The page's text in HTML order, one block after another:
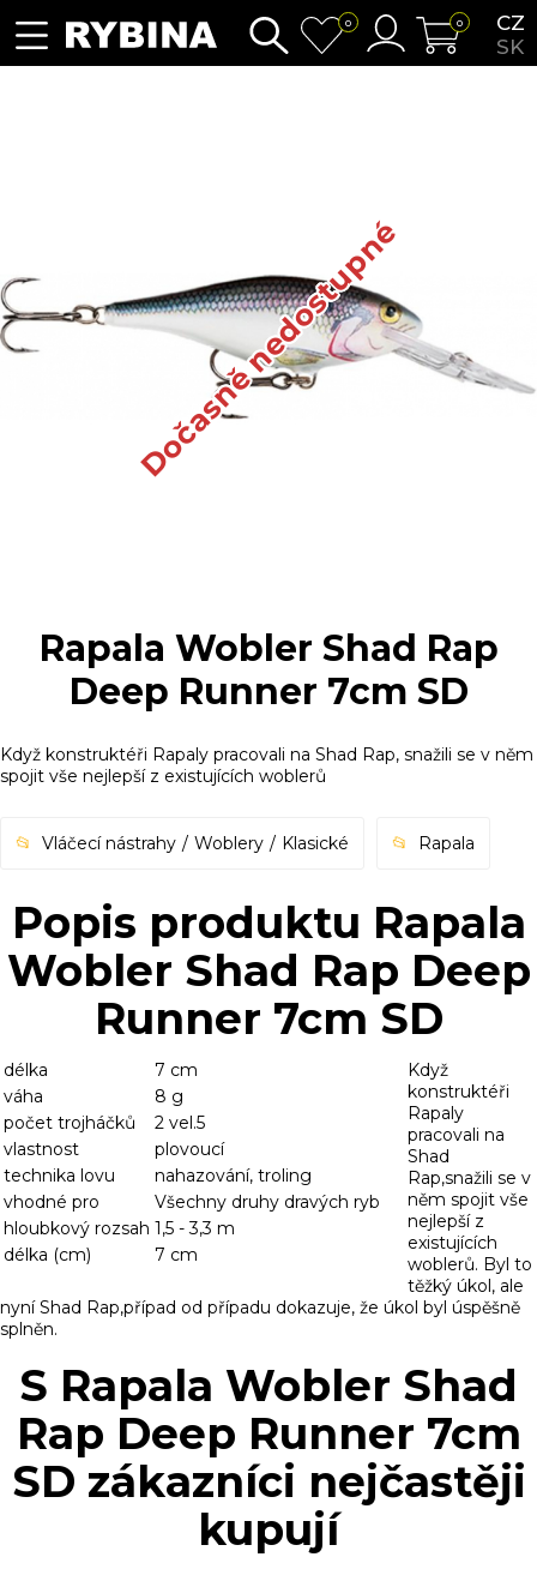
CZ
SK
0 0
Dočasně nedostupné
Rapala Wobler Shad Rap
Deep Runner 7cm SD
Když konstruktéři Rapaly pracovali na Shad Rap, snažili se v něm
spojit vše nejlepší z existujících woblerů
Vláčecí nástrahy Woblery Klasické Rapala
Popis produktu Rapala
Wobler Shad Rap Deep
Runner 7cm SD
délka
7 cm
váha
8 g
počet trojháčků
2 vel.5
vlastnost
plovoucí
technika lovu
nahazování, troling
vhodné pro
Všechny druhy dravých ryb
hloubkový rozsah 1,5 - 3,3 m
délka (cm)
7 cm
Když
konstruktéři
Rapaly
pracovali na
Shad
Rap,snažili se v
něm spojit vše
nejlepší z
existujících
woblerů. Byl to
těžký úkol, ale
nyní Shad Rap,případ od případu dokazuje, že úkol byl úspěšně
splněn.
S Rapala Wobler Shad
Rap Deep Runner 7cm
SD zákazníci nejčastěji
kupují